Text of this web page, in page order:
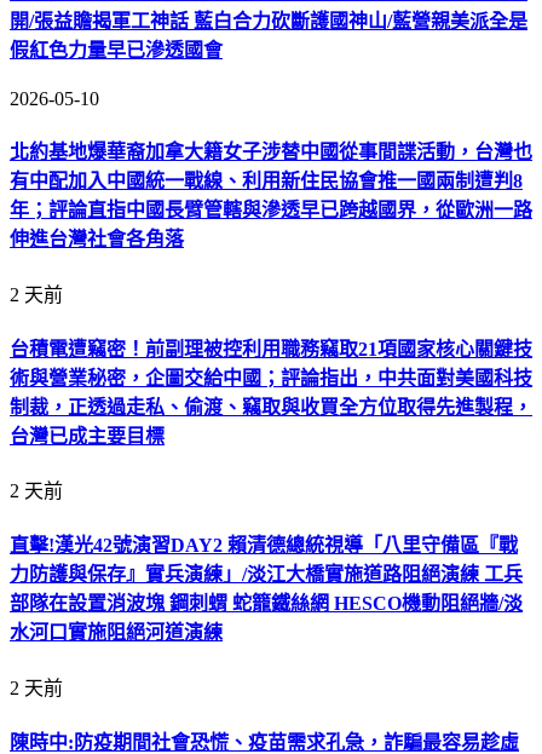
開/張益贍揭軍工神話 藍白合力砍斷護國神山/藍營親美派全是
假紅色力量早已滲透國會
2026-05-10
北約基地爆華裔加拿大籍女子涉替中國從事間諜活動，台灣也
有中配加入中國統一戰線、利用新住民協會推一國兩制遭判8
年；評論直指中國長臂管轄與滲透早已跨越國界，從歐洲一路
伸進台灣社會各角落
2 天前
台積電遭竊密！前副理被控利用職務竊取21項國家核心關鍵技
術與營業秘密，企圖交給中國；評論指出，中共面對美國科技
制裁，正透過走私、偷渡、竊取與收買全方位取得先進製程，
台灣已成主要目標
2 天前
直擊!漢光42號演習DAY2 賴清德總統視導「八里守備區『戰
力防護與保存』實兵演練」/淡江大橋實施道路阻絕演練 工兵
部隊在設置消波塊 鋼刺蝟 蛇籠鐵絲網 HESCO機動阻絕牆/淡
水河口實施阻絕河道演練
2 天前
陳時中:防疫期間社會恐慌、疫苗需求孔急，詐騙最容易趁虛